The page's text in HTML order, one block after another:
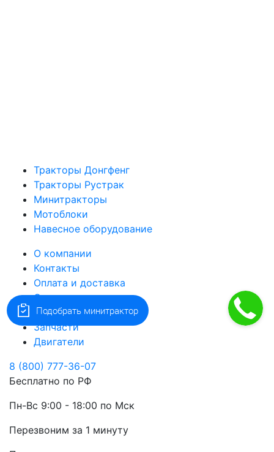
Тракторы Донгфенг
Тракторы Рустрак
Минитракторы
Мотоблоки
Навесное оборудование
О компании
Контакты
Оплата и доставка
Оптовикам
Наша команда
Запчасти
Двигатели
8 (800) 777-36-07
Бесплатно по РФ
Пн-Вс 9:00 - 18:00 по Мск
Перезвоним за 1 минуту
Подобрать минитрактор